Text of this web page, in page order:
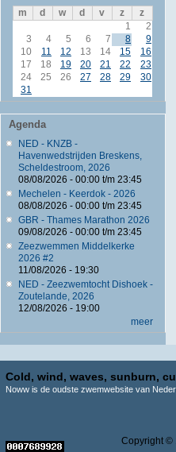
m d w d v z
z
1
2
3
4 5 6 7 8
9
10
11 12 13 14 15
16
17
18 19 20 21 22
23
24
25 26 27 28 29
30
31
Agenda
NED - KNZB -
Havenwedstrijden Breskens,
Scheldestroom, 2026
08/08/2026 - 00:00t/m 23:45
Mechelen - Keerdok - 2026
08/08/2026 - 00:00t/m 23:45
GBR - Thames Marathon 2026
09/08/2026 - 00:00t/m 23:45
Zeezwemmen Middelkerke
2026 #2
11/08/2026 - 19:30
NED - Zeezwemtocht Dishoek -
Zoutelande, 2026
12/08/2026 - 19:00
meer
Cold, wind, waves, sunburn,
Noww is de oudste zwemwebsite van
Copyright